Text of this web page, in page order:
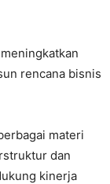
rencana bisnis
materi
dan
kinerja